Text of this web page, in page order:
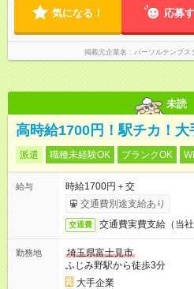
気になる！ 応募
掲載元企業名 パーソルテンプ
未読
高時給1700円！駅チカ！大
派遣 職種未経験OK ブランクOK
給与
時給1700円＋交
交通費別途支給あり
交通費 交通費実費支給（当社
勤務地
埼玉県富士見市
ふじみ野駅から徒歩3分
大手企業